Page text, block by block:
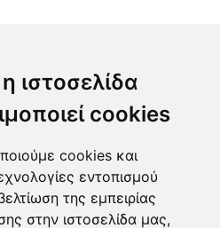
ιστοσελίδα
cookies
cookies και
εντοπισμού
της εμπειρίας
στην ιστοσελίδα μας,